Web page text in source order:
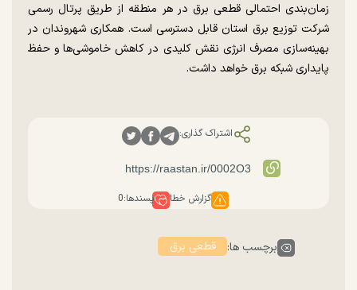
زمان‌بندی احتمالی قطعی برق در هر منطقه از طریق پرتال رسمی
شرکت توزیع برق استان قابل دسترسی است. همکاری شهروندان در
بهینه‌سازی مصرف انرژی نقش کلیدی در کاهش خاموشی‌ها و حفظ
پایداری شبکه برق خواهد داشت.
اشتراک گذاری:
گزارش خطا پسندها:0
برچسب ها: قطعی برق